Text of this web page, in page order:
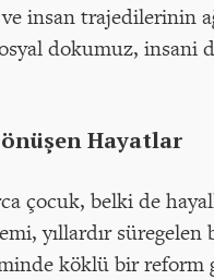
insan trajedilerinin
dokumuz, insani
Hayatlar
çocuk, belki de
yıllardır
köklü bir reform